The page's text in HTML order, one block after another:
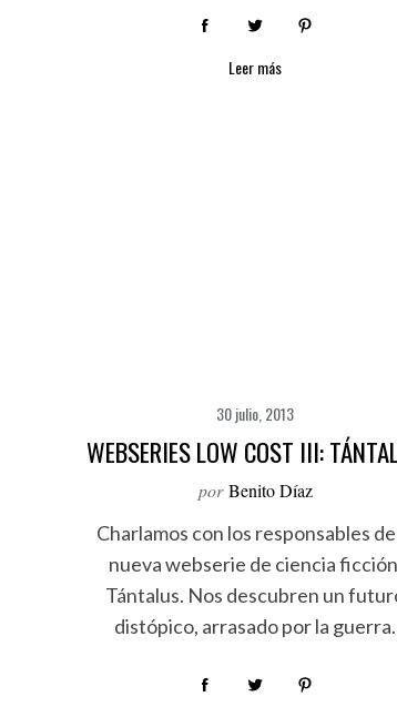
Leer más
30 julio, 2013
WEBSERIES LOW COST III:
por Benito Díaz
Charlamos con los responsables
nueva webserie de ciencia
Tántalus. Nos descubren un
distópico, arrasado por la guerra.